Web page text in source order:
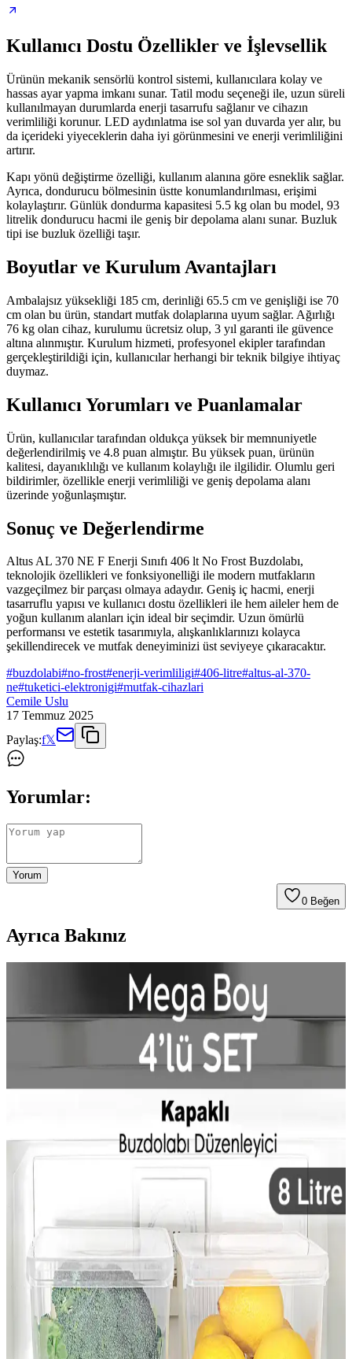
Kullanıcı Dostu Özellikler ve İşlevsellik
Ürünün mekanik sensörlü kontrol sistemi, kullanıcılara kolay ve
hassas ayar yapma imkanı sunar. Tatil modu seçeneği ile, uzun süreli
kullanılmayan durumlarda enerji tasarrufu sağlanır ve cihazın
verimliliği korunur. LED aydınlatma ise sol yan duvarda yer alır, bu
da içerideki yiyeceklerin daha iyi görünmesini ve enerji verimliliğini
artırır.
Kapı yönü değiştirme özelliği, kullanım alanına göre esneklik sağlar.
Ayrıca, dondurucu bölmesinin üstte konumlandırılması, erişimi
kolaylaştırır. Günlük dondurma kapasitesi 5.5 kg olan bu model, 93
litrelik dondurucu hacmi ile geniş bir depolama alanı sunar. Buzluk
tipi ise buzluk özelliği taşır.
Boyutlar ve Kurulum Avantajları
Ambalajsız yüksekliği 185 cm, derinliği 65.5 cm ve genişliği ise 70
cm olan bu ürün, standart mutfak dolaplarına uyum sağlar. Ağırlığı
76 kg olan cihaz, kurulumu ücretsiz olup, 3 yıl garanti ile güvence
altına alınmıştır. Kurulum hizmeti, profesyonel ekipler tarafından
gerçekleştirildiği için, kullanıcılar herhangi bir teknik bilgiye ihtiyaç
duymaz.
Kullanıcı Yorumları ve Puanlamalar
Ürün, kullanıcılar tarafından oldukça yüksek bir memnuniyetle
değerlendirilmiş ve 4.8 puan almıştır. Bu yüksek puan, ürünün
kalitesi, dayanıklılığı ve kullanım kolaylığı ile ilgilidir. Olumlu geri
bildirimler, özellikle enerji verimliliği ve geniş depolama alanı
üzerinde yoğunlaşmıştır.
Sonuç ve Değerlendirme
Altus AL 370 NE F Enerji Sınıfı 406 lt No Frost Buzdolabı,
teknolojik özellikleri ve fonksiyonelliği ile modern mutfakların
vazgeçilmez bir parçası olmaya adaydır. Geniş iç hacmi, enerji
tasarruflu yapısı ve kullanıcı dostu özellikleri ile hem aileler hem de
yoğun kullanım alanları için ideal bir seçimdir. Uzun ömürlü
performansı ve estetik tasarımıyla, alışkanlıklarınızı kolayca
şekillendirecek ve mutfak deneyiminizi üst seviyeye çıkaracaktır.
#buzdolabi#no-frost#enerji-verimliligi#406-litre#altus-al-370-
ne#tuketici-elektronigi#mutfak-cihazlari
Cemile Uslu
17 Temmuz 2025
Paylaş:f𝕏
Yorumlar:
Yorum
0 Beğen
Ayrıca Bakınız
Buzdolabında Su Birikmesi Sorunu ve Etkili Çözüm
Yöntemleri Nelerdir?
Buzdolabında su birikmesi genellikle drenaj borusunun tıkanması ve
hava dolaşımının engellenmesinden kaynaklanır. Doğru bakım ve
sıcaklık ayarlarıyla bu sorun önlenebilir.
Buzdolabı Dolap Kenarını Kesme Yöntemleri ve
Yapısal Değerlendirmeler
Buzdolabı dolap kenarındaki çıkıntının yapısal önemi ve kesim
yöntemleri detaylıca inceleniyor. Ayar seçenekleri ve dikkat edilmesi
Organizers 5'li Buzdolabı İçi Düzenleyici Sepet Seti –
Hafif, Kokusu Olmayan Plastik
Organizers 5 Adet Buzdolabı İçi Düzenleyici Sepet, %100 kokusuz
plastikten üretilmiş, 20x20 cm boyutlarında, hafif ve kolay
temizlenebilir. Buzdolabınızda düzen ve alan verimliliği sağlar,
küçük ve orta boy gıdalar için idealdir.
Masa Altına Sığan Kompresörlü Mini Buzdolabı
Seçimi ve Performans Analizi